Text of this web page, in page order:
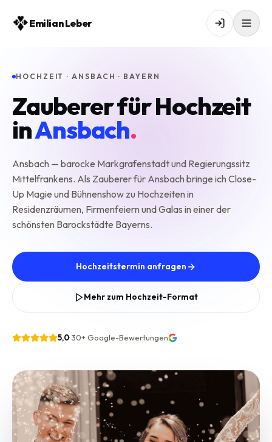
Emilian Leber
HOCHZEIT · ANSBACH · BAYERN
Zauberer für Hochzeit
inAnsbach.
Ansbach — barocke Markgrafenstadt und Regierungssitz
Mittelfrankens. Als Zauberer für Ansbach bringe ich Close-
Up Magie und Bühnenshow zu Hochzeiten in
Residenzräumen, Firmenfeiern und Galas in einer der
schönsten Barockstädte Bayerns.
Hochzeitstermin anfragen
Mehr zum Hochzeit-Format
5,0·30+Google-Bewertungen